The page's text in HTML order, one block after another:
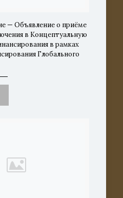
— Объявление о приёме
в Концептуальную
в рамках
Глобального